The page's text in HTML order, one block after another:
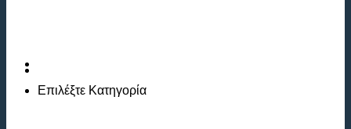
Επιλέξτε Κατηγορία